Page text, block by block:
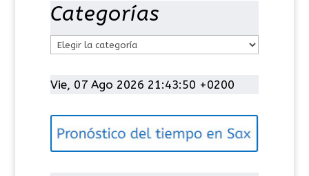
Categorías
t
g
Vie, 07 Ago 2026 21:43:51 +0200